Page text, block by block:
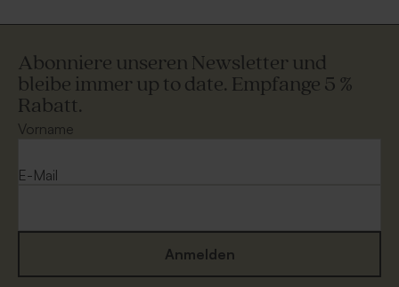
Abonniere unseren Newsletter und
bleibe immer up to date. Empfange 5 %
Rabatt.
Vorname
E-Mail
Anmelden